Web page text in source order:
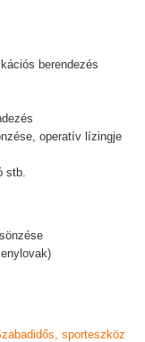
berendezés
operatív lízingje
stb.
sporteszköz